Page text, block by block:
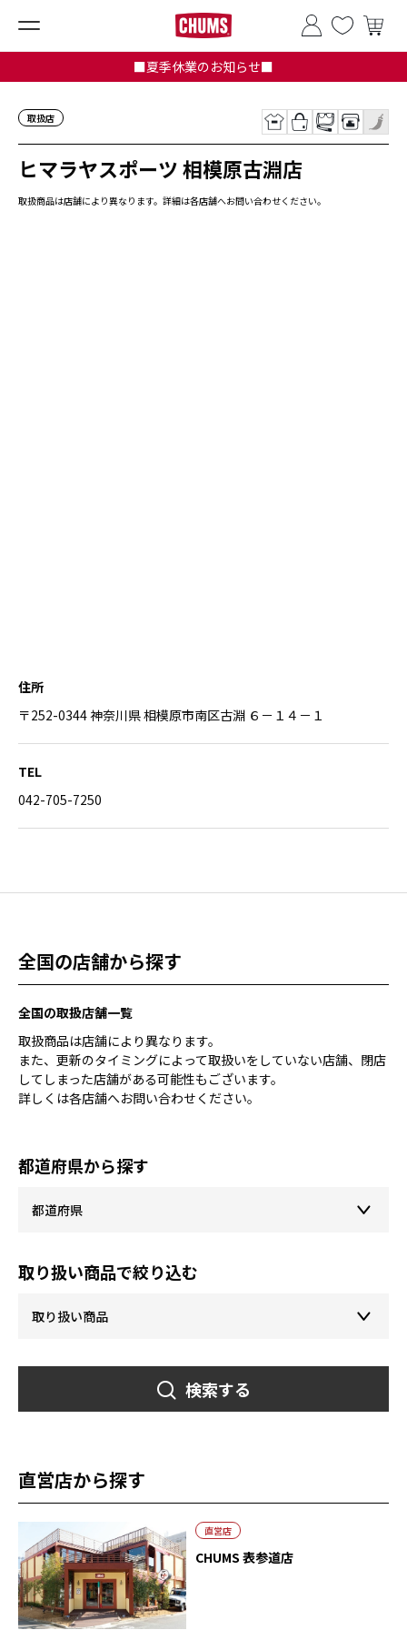
■夏季休業のお知らせ■
取扱店
ヒマラヤスポーツ 相模原古淵店
取扱商品は店舗により異なります。詳細は各店舗へお問い合わせください。
住所
〒252-0344 神奈川県 相模原市南区古淵 ６－１４－１
TEL
042-705-7250
全国の店舗から探す
全国の取扱店舗一覧
取扱商品は店舗により異なります。
また、更新のタイミングによって取扱いをしていない店舗、閉店
してしまった店舗がある可能性もございます。
詳しくは各店舗へお問い合わせください。
都道府県から探す
取り扱い商品で絞り込む
検索する
直営店から探す
直営店
CHUMS 表参道店